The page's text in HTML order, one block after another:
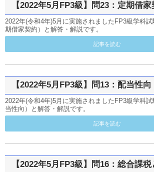
【2022年5月FP3級】問23：定期借家
2022年(令和4年)5月に実施されましたFP3級学科
期借家契約）と解答・解説です。
記事を読む
【2022年5月FP3級】問13：配当性向
2022年(令和4年)5月に実施されましたFP3級学科
当性向）と解答・解説です。
記事を読む
【2022年5月FP3級】問16：総合課